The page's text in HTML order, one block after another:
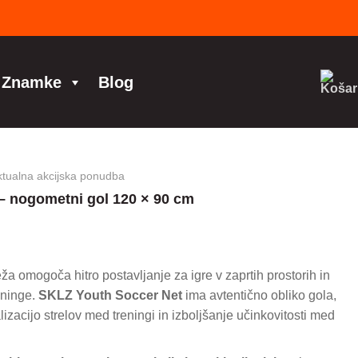
Znamke Blog
akcijska ponudba
nogometni gol 120 × 90 cm
omogoča hitro postavljanje za igre v zaprtih prostorih in
SKLZ Youth Soccer Netima avtentično obliko gola,
strelov med treningi in izboljšanje učinkovitosti med